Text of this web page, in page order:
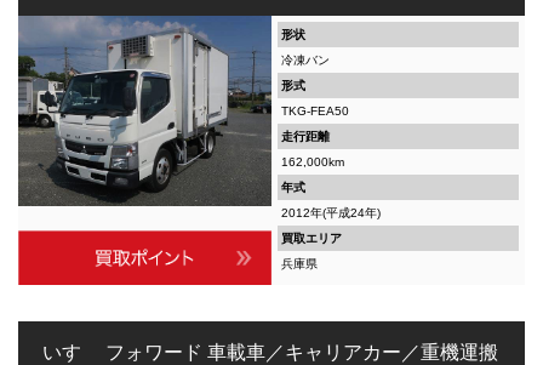
形状
冷凍バン
形式
TKG-FEA50
走行距離
162,000km
年式
2012年(平成24年)
買取エリア
兵庫県
いすゞ フォワード 車載車／キャリアカー／重機運搬